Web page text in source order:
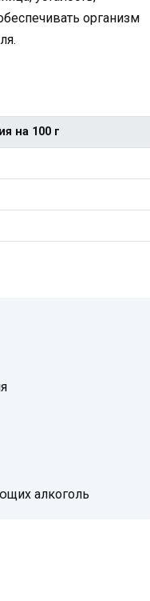
организм
на 100 г
алкоголь